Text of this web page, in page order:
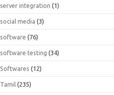
server integration (1)
social media (3)
software (76)
software testing (34)
Softwares (12)
Tamil (235)